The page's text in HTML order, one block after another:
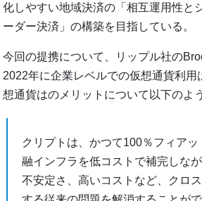
化しやすい地域決済の「相互運用性と
ーダー決済」の構築を目指している。
今回の提携について、リップル社の
2022年に企業レベルでの仮想通貨利用
想通貨はのメリットについて以下のよ
クリプトは、かつて100％フィア
融インフラを低コストで補完しな
不安定さ、高いコストなど、クロ